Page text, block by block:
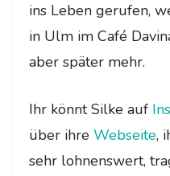
ins Leben gerufen,
in Ulm im Café
aber später mehr.
Ihr könnt Silke auf
über ihre Webseite,
sehr lohnenswert,